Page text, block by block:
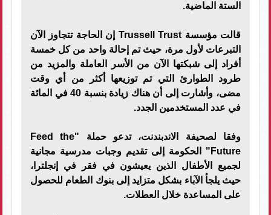
الستة الماضية.
قالت مؤسسة Trussell Trust إن الحاجة تتجاوز الآن
التبرعات لأول مرة، حيث تم إحالة واحد من كل خمسة
أفراد إلى شبكتها الآن من الأسر العاملة والمزيد من
طرود الطوارئ التي تم توزيعها أكثر من أي وقت
مضى، وأشارت إلى أن هناك زيادة بنسبة 40 في المائة
في عدد المستخدمين الجدد.
وفقا لصحيفة الاندبندنت، تدعو حملة "Feed the
Future" الحكومة إلى تقديم وجبات مدرسية مجانية
لجميع الأطفال الذين يعيشون في فقر في إنجلترا،
حيث يلجأ الآباء بشكل متزايد إلى بنوك الطعام للحصول
على المساعدة خلال العطلات.